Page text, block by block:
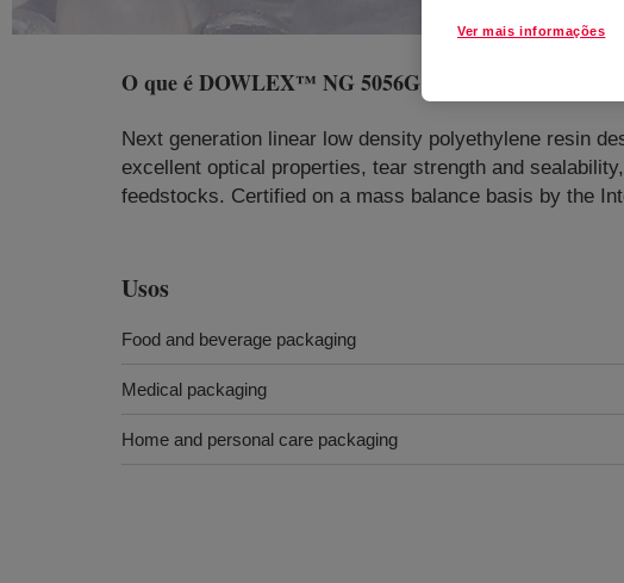
O que éDOWLEX™ NG 5056G REN Polyethylene
Next generation linear low density polyethylene resin
excellent optical properties, tear strength and
feedstocks. Certified on a mass balance basis by the
Usos
Food and beverage packaging
Medical packaging
Home and personal care packaging
Ver mais informações